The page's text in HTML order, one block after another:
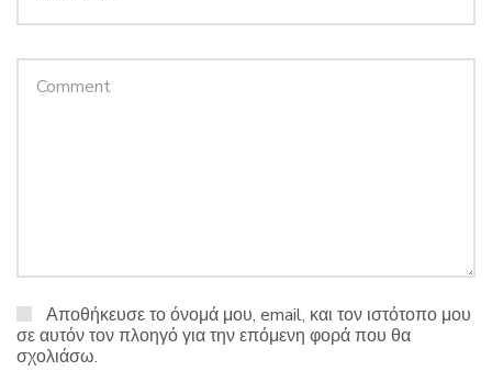
Αποθήκευσε το όνομά μου, email, και τον ιστότοπο μου
σε αυτόν τον πλοηγό για την επόμενη φορά που θα
σχολιάσω.